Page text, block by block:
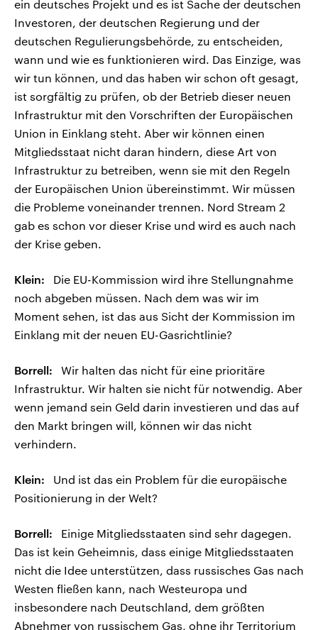
ein deutsches Projekt und es ist Sache der deutschen
Investoren, der deutschen Regierung und der
deutschen Regulierungsbehörde, zu entscheiden,
wann und wie es funktionieren wird. Das Einzige, was
wir tun können, und das haben wir schon oft gesagt,
ist sorgfältig zu prüfen, ob der Betrieb dieser neuen
Infrastruktur mit den Vorschriften der Europäischen
Union in Einklang steht. Aber wir können einen
Mitgliedsstaat nicht daran hindern, diese Art von
Infrastruktur zu betreiben, wenn sie mit den Regeln
der Europäischen Union übereinstimmt. Wir müssen
die Probleme voneinander trennen. Nord Stream 2
gab es schon vor dieser Krise und wird es auch nach
der Krise geben.
Klein: Die EU-Kommission wird ihre Stellungnahme
noch abgeben müssen. Nach dem was wir im
Moment sehen, ist das aus Sicht der Kommission im
Einklang mit der neuen EU-Gasrichtlinie?
Borrell: Wir halten das nicht für eine prioritäre
Infrastruktur. Wir halten sie nicht für notwendig. Aber
wenn jemand sein Geld darin investieren und das auf
den Markt bringen will, können wir das nicht
verhindern.
Klein: Und ist das ein Problem für die europäische
Positionierung in der Welt?
Borrell: Einige Mitgliedsstaaten sind sehr dagegen.
Das ist kein Geheimnis, dass einige Mitgliedsstaaten
nicht die Idee unterstützen, dass russisches Gas nach
Westen fließen kann, nach Westeuropa und
insbesondere nach Deutschland, dem größten
Abnehmer von russischem Gas, ohne ihr Territorium